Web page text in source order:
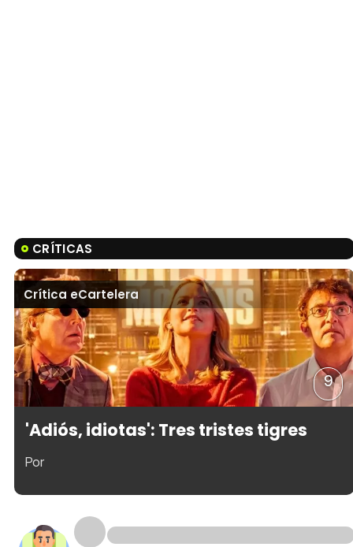
CRÍTICAS
Crítica eCartelera
9
'Adiós, idiotas': Tres tristes tigres
Por